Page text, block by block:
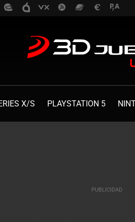
X/S PLAYSTATION 5